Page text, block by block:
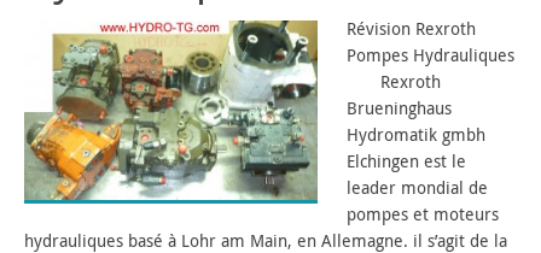
Révision Rexroth
Pompes Hydrauliques
Rexroth
Brueninghaus
Hydromatik gmbh
Elchingen est le
leader mondial de
pompes et moteurs
hydrauliques basé à Lohr am Main, en Allemagne. il s’agit de la